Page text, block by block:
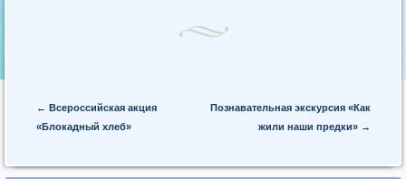
Post navigation
← Всероссийская акция
«Блокадный хлеб»
Познавательная экскурсия «Как
жили наши предки» →